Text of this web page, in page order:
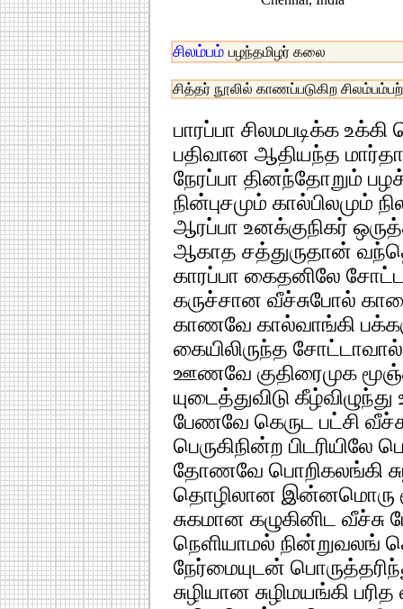
சிலம்பம் பழந்தமிழர் கலை
சித்தர் நூலில் காணப்படுகிற
பாரப்பா சிலமபடிக்க
பதிவான ஆதியந்த
நேரப்பா தினந்தோறும்
நின்புசமும் கால்பிலமும்
ஆரப்பா உனக்குநிகர்
ஆகாத சத்துருதான்
காரப்பா கைதனிலே
கருச்சான வீச்சுபோல்
காணவே கால்வாங்கி
கையிலிருந்த
ஊணவே குதிரைமுக
யுடைத்துவிடு
பேணவே கெருட பட்சி
பெருகிநின்ற பிடரியிலே
தோணவே பொறிகலங்கி
தொழிலான இன்னமொரு
சுகமான கழுகினிட வீச்சு
நெளியாமல் நின்றுவலங்
நேர்மையுடன்
சுழியான சுழிமயங்கி